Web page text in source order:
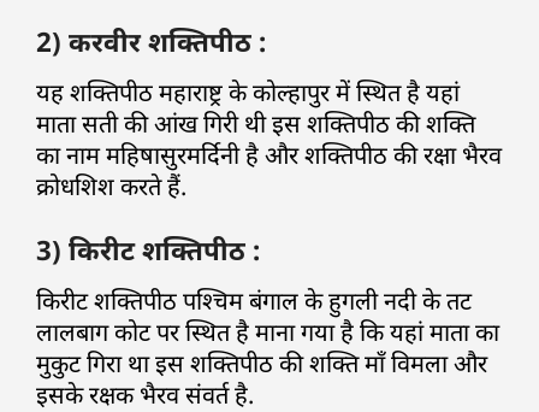
2) करवीर शक्तिपीठ :
यह शक्तिपीठ महाराष्ट्र के कोल्हापुर में स्थित है यहां
माता सती की आंख गिरी थी इस शक्तिपीठ की शक्ति
का नाम महिषासुरमर्दिनी है और शक्तिपीठ की रक्षा भैरव
क्रोधशिश करते हैं.
3) किरीट शक्तिपीठ :
किरीट शक्तिपीठ पश्चिम बंगाल के हुगली नदी के तट
लालबाग कोट पर स्थित है माना गया है कि यहां माता का
मुकुट गिरा था इस शक्तिपीठ की शक्ति माँ विमला और
इसके रक्षक भैरव संवर्त है.